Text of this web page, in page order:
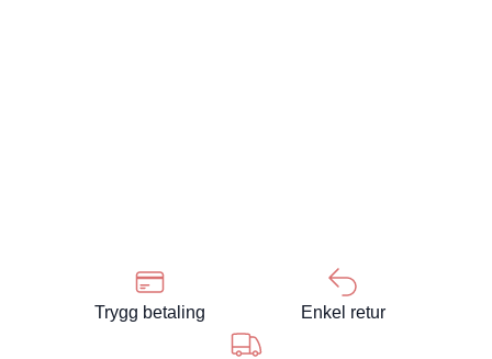
Trygg betaling Enkel retur